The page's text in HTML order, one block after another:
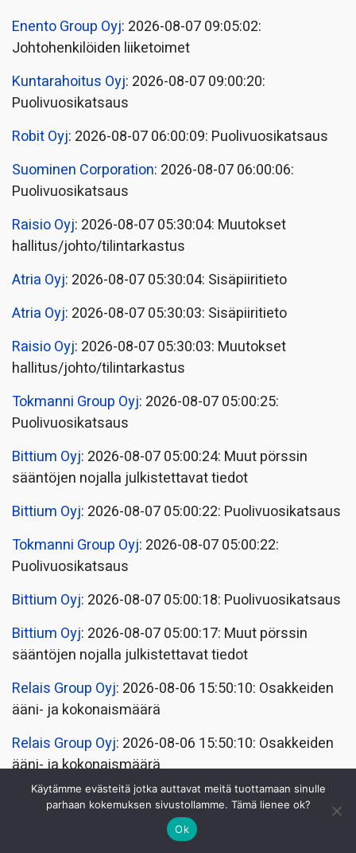
Enento Group Oyj: 2026-08-07 09:05:02:
Johtohenkilöiden liiketoimet
Kuntarahoitus Oyj: 2026-08-07 09:00:20:
Puolivuosikatsaus
Robit Oyj: 2026-08-07 06:00:09: Puolivuosikatsaus
Suominen Corporation: 2026-08-07 06:00:06:
Puolivuosikatsaus
Raisio Oyj: 2026-08-07 05:30:04: Muutokset
hallitus/johto/tilintarkastus
Atria Oyj: 2026-08-07 05:30:04: Sisäpiiritieto
Atria Oyj: 2026-08-07 05:30:03: Sisäpiiritieto
Raisio Oyj: 2026-08-07 05:30:03: Muutokset
hallitus/johto/tilintarkastus
Tokmanni Group Oyj: 2026-08-07 05:00:25:
Puolivuosikatsaus
Bittium Oyj: 2026-08-07 05:00:24: Muut pörssin
sääntöjen nojalla julkistettavat tiedot
Bittium Oyj: 2026-08-07 05:00:22: Puolivuosikatsaus
Tokmanni Group Oyj: 2026-08-07 05:00:22:
Puolivuosikatsaus
Bittium Oyj: 2026-08-07 05:00:18: Puolivuosikatsaus
Bittium Oyj: 2026-08-07 05:00:17: Muut pörssin
sääntöjen nojalla julkistettavat tiedot
Relais Group Oyj: 2026-08-06 15:50:10: Osakkeiden
ääni- ja kokonaismäärä
Relais Group Oyj: 2026-08-06 15:50:10: Osakkeiden
ääni- ja kokonaismäärä
GRK Infra Oyj: 2026-08-06 12:30:14: Sisäpiiritieto
: 2026-08-06 12:00:16: Puolivuosikatsaus
Käytämme evästeitä jotka auttavat meitä tuottamaan sinulle
parhaan kokemuksen sivustollamme. Tämä lienee ok?
Ok